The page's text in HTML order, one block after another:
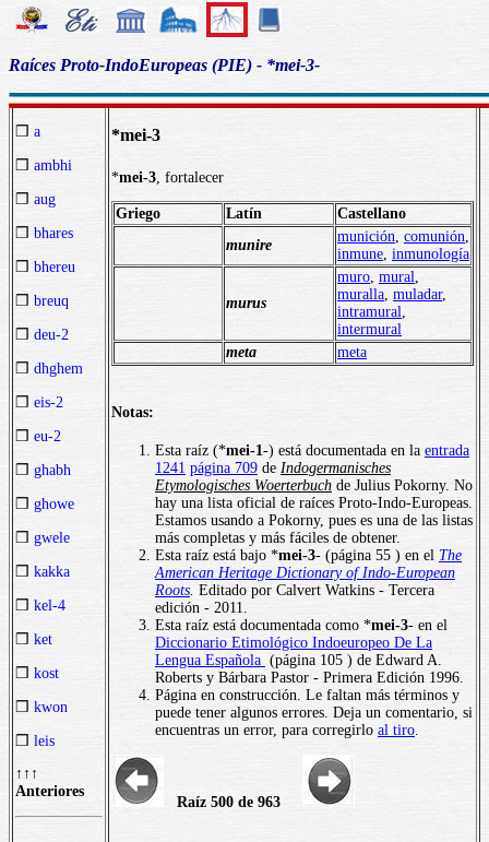
Raíces Proto-IndoEuropeas (PIE) - *mei-3-
❒ a
❒ ambhi
❒ aug
❒ bhares
❒ bhereu
❒ breuq
❒ deu-2
❒ dhghem
❒ eis-2
❒ eu-2
❒ ghabh
❒ ghowe
❒ gwele
❒ kakka
❒ kel-4
❒ ket
❒ kost
❒ kwon
❒ leis
↑↑↑
Anteriores
*mei-3
*mei-3 , fortalecer
Griego Latín
Castellano
munire
munición, comunión,
inmune, inmunología
murus
muro, mural,
muralla, muladar,
intramural,
intermural
meta
meta
Notas:
Esta raíz (*mei-1-) está documentada en la entrada
1241 página 709 de Indogermanisches
Etymologisches Woerterbuch de Julius Pokorny. No
hay una lista oficial de raíces Proto-Indo-Europeas.
Estamos usando a Pokorny, pues es una de las listas
más completas y más fáciles de obtener.
Esta raíz está bajo *mei-3- (página 55 ) en el The
American Heritage Dictionary of Indo-European
Roots Editado por Calvert Watkins - Tercera
edición - 2011.
Esta raíz está documentada como *mei-3- en el
Diccionario Etimológico Indoeuropeo De La
Lengua Española (página 105 ) de Edward A.
Roberts y Bárbara Pastor - Primera Edición 1996.
Página en construcción. Le faltan más términos y
puede tener algunos errores. Deja un comentario, si
encuentras un error, para corregirlo al tiro
Raíz 500 de 963